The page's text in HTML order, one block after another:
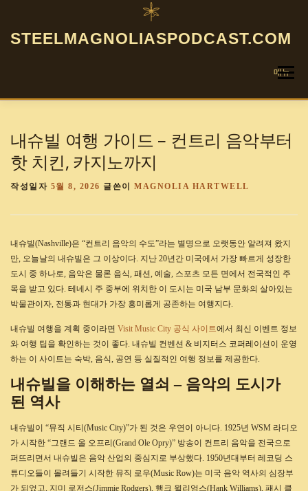
가
STEELMAGNOLIASPODCAST.COM
메뉴
내슈빌 여행 가이드 – 컨트리 음악부터
핫 치킨, 카지노까지
작성일자 5월 8, 2026 글쓴이 MAGNOLIA HARTWELL
내슈빌(Nashville)은 “컨트리 음악의 수도”라는 별명으로 오랫동안 알려져 왔지
만, 오늘날의 내슈빌은 그 이상이다. 지난 20년간 미국에서 가장 빠르게 성장한
도시 중 하나로, 음악은 물론 음식, 패션, 예술, 스포츠 모든 면에서 전국적인 주
목을 받고 있다. 테네시 주 중부에 위치한 이 도시는 미국 남부 문화의 살아있는
박물관이자, 전통과 현대가 가장 흥미롭게 공존하는 여행지다.
내슈빌 여행을 계획 중이라면 Visit Music City 공식 사이트에서 최신 이벤트 정보
와 여행 팁을 확인하는 것이 좋다. 내슈빌 컨벤션 & 비지터스 코퍼레이션이 운영
하는 이 사이트는 숙박, 음식, 공연 등 실질적인 여행 정보를 제공한다.
내슈빌을 이해하는 열쇠 – 음악의 도시가
된 역사
내슈빌이 “뮤직 시티(Music City)”가 된 것은 우연이 아니다. 1925년 WSM 라디오
가 시작한 “그랜드 올 오프리(Grand Ole Opry)” 방송이 컨트리 음악을 전국으로
퍼뜨리면서 내슈빌은 음악 산업의 중심지로 부상했다. 1950년대부터 레코딩 스
튜디오들이 몰려들기 시작한 뮤직 로우(Music Row)는 미국 음악 역사의 심장부
가 되었고, 지미 로저스(Jimmie Rodgers), 행크 윌리엄스(Hank Williams), 패시 클